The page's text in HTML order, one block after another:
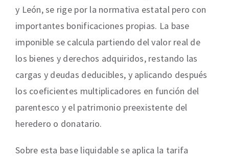
y León, se rige por la normativa estatal pero con
importantes bonificaciones propias. La base
imponible se calcula partiendo del valor real de
los bienes y derechos adquiridos, restando las
cargas y deudas deducibles, y aplicando después
los coeficientes multiplicadores en función del
parentesco y el patrimonio preexistente del
heredero o donatario.
Sobre esta base liquidable se aplica la tarifa